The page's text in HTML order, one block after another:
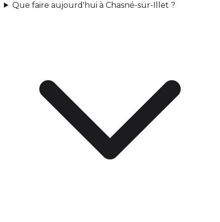
Que faire aujourd'hui à Chasné-sur-Illet ?